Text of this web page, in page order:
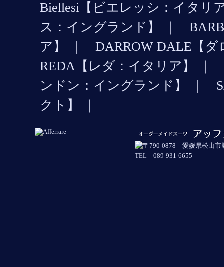
Biellesi【ビエレッシ：イタリ
ス：イングランド】 ｜
ア】 ｜ DARROW DALE【ダ
REDA【レダ：イタリア】 ｜
ンドン：イングランド】 ｜
クト】 ｜